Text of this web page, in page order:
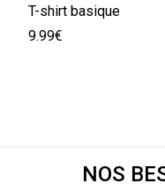
T-shirt basique
9.99€
NOS